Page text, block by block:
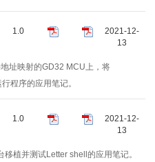
1.0
2021-12-
13
址映射的GD32 MCU上，将
程序的应用笔记。
1.0
2021-12-
13
植并测试Letter shell的应用笔记。